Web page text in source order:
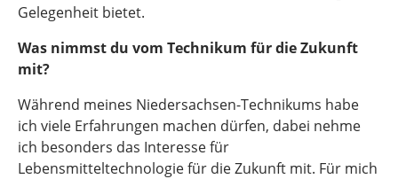
Gelegenheit bietet.
Was nimmst du vom Technikum für die Zukunft
mit?
Während meines Niedersachsen-Technikums habe
ich viele Erfahrungen machen dürfen, dabei nehme
ich besonders das Interesse für
Lebensmitteltechnologie für die Zukunft mit. Für mich